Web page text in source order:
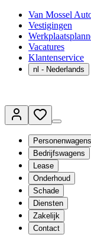
Van Mossel
Vestigingen
Vacatures
Klantenservice
nl - Nederlands
Personenwagens
Bedrijfswagens
Lease
Onderhoud
Schade
Diensten
Zakelijk
Contact